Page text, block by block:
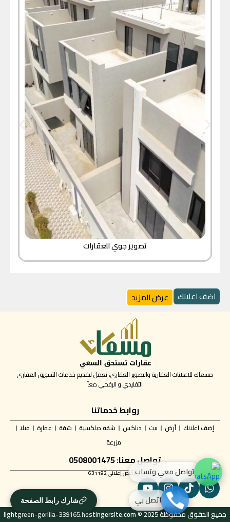
تصوير جوي للعقارات
اضف اعلانك عرض المزيد
مسعاك للاعلانات العقارية والتصوير العقاري، نعمل لتقديم خدمات التسويق العقاري
التقليدي و الرقمي معاً
روابط خدماتنا
إضف اعلانك أرض بيت دبلكس شقة دبلكسية شقة عمارة
فيلا
مزرعة
تواصل معنا: 0508001475
✅ ترخيص إعلاني 631192
جميع الحقوق محفوظة lightgreen-gorilla-339165.hostingersite.com © 2025
شارك رابط الصفحة
تواصل معي وتساب
اتصل بي